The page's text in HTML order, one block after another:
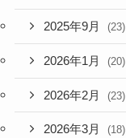
2025年9月 (23)
2026年1月 (20)
2026年2月 (23)
2026年3月 (18)